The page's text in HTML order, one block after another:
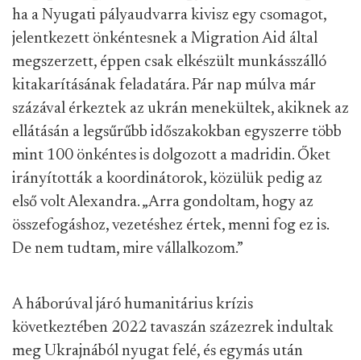
ha a Nyugati pályaudvarra kivisz egy csomagot,
jelentkezett önkéntesnek a Migration Aid által
megszerzett, éppen csak elkészült munkásszálló
kitakarításának feladatára. Pár nap múlva már
százával érkeztek az ukrán menekültek, akiknek az
ellátásán a legsűrűbb időszakokban egyszerre több
mint 100 önkéntes is dolgozott a madridin. Őket
irányították a koordinátorok, közülük pedig az
első volt Alexandra. „Arra gondoltam, hogy az
összefogáshoz, vezetéshez értek, menni fog ez is.
De nem tudtam, mire vállalkozom.”
A háborúval járó humanitárius krízis
következtében 2022 tavaszán százezrek indultak
meg Ukrajnából nyugat felé, és egymás után